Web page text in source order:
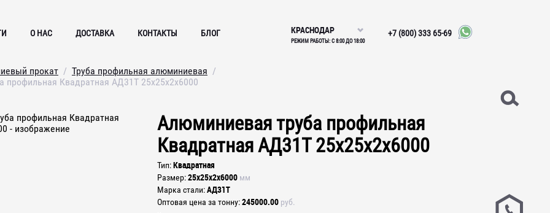
О НАС ДОСТАВКА КОНТАКТЫ БЛОГ КРАСНОДАР
РЕЖИМ РАБОТЫ: С 8:00 ДО 18:00
+7 (800) 333 65-69
прокат
Труба профильная алюминиевая
профильная Квадратная АД31Т 25х25х2х6000
Алюминиевая труба профильная
Квадратная АД31Т 25х25х2х6000
Тип Квадратная
Размер 25х25х2х6000 мм
Марка стали АД31Т
Оптовая цена за тонну 245000.00 руб.